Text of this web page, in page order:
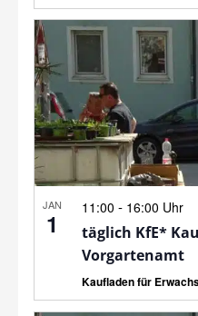
JAN
1
11:00 - 16:00 Uhr
täglich KfE*
Vorgartenamt
Kaufladen für